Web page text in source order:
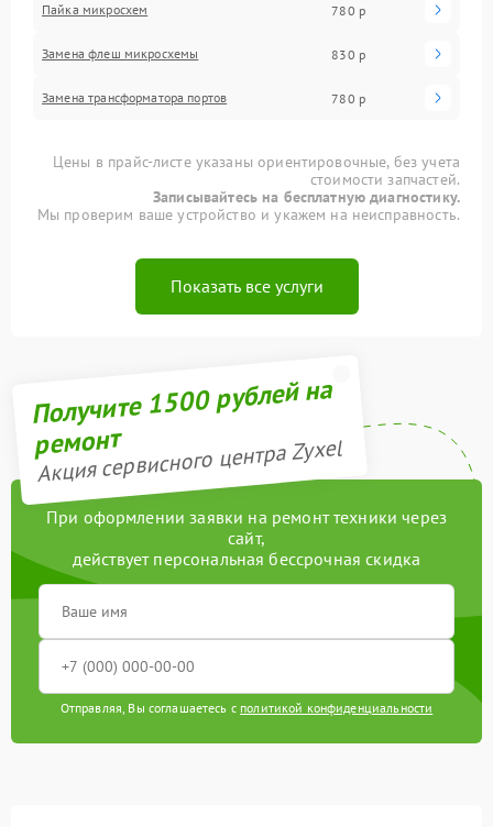
Пайка микросхем 780 р
Замена флеш микросхемы 830 р
Замена трансформатора портов 780 р
Цены в прайс-листе указаны ориентировочные, без учета
стоимости запчастей.
Записывайтесь на бесплатную диагностику.
Мы проверим ваше устройство и укажем на неисправность.
Показать все услуги
Получите 1500 рублей на
ремонт
Акция сервисного центра Zyxel
При оформлении заявки на ремонт техники через
сайт,
действует персональная бессрочная скидка
Отправляя, Вы соглашаетесь с политикой конфиденциальности